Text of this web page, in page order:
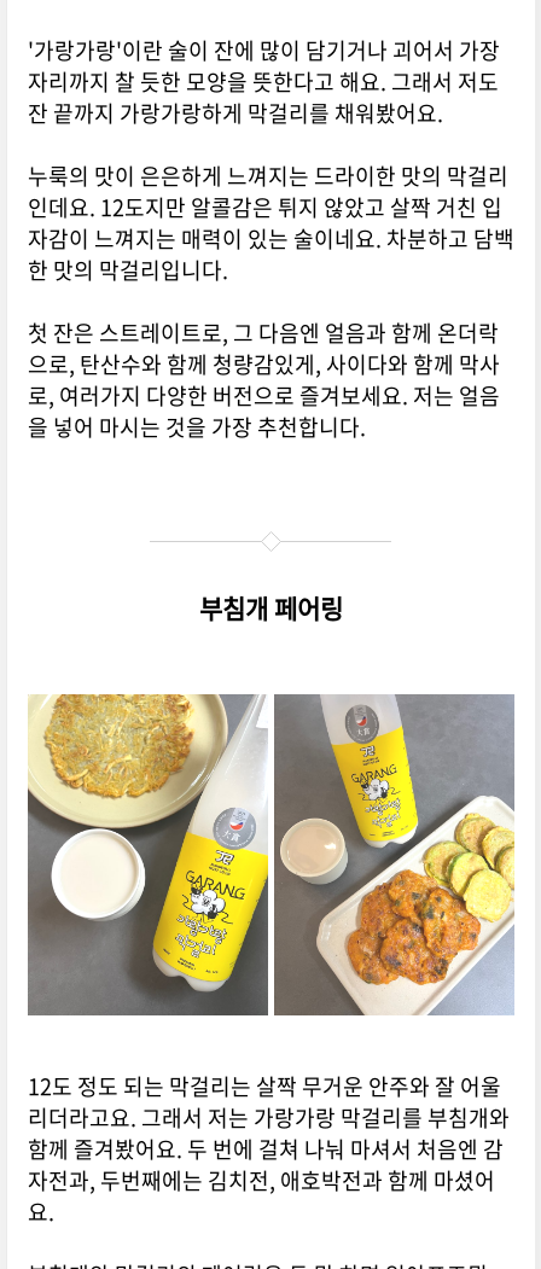
'가랑가랑'이란 술이 잔에 많이 담기거나 괴어서 가장
자리까지 찰 듯한 모양을 뜻한다고 해요. 그래서 저도
잔 끝까지 가랑가랑하게 막걸리를 채워봤어요.
누룩의 맛이 은은하게 느껴지는 드라이한 맛의 막걸리
인데요. 12도지만 알콜감은 튀지 않았고 살짝 거친 입
자감이 느껴지는 매력이 있는 술이네요. 차분하고 담백
한 맛의 막걸리입니다.
첫 잔은 스트레이트로, 그 다음엔 얼음과 함께 온더락
으로, 탄산수와 함께 청량감있게, 사이다와 함께 막사
로, 여러가지 다양한 버전으로 즐겨보세요. 저는 얼음
을 넣어 마시는 것을 가장 추천합니다.
부침개 페어링
12도 정도 되는 막걸리는 살짝 무거운 안주와 잘 어울
리더라고요. 그래서 저는 가랑가랑 막걸리를 부침개와
함께 즐겨봤어요. 두 번에 걸쳐 나눠 마셔서 처음엔 감
자전과, 두번째에는 김치전, 애호박전과 함께 마셨어
요.